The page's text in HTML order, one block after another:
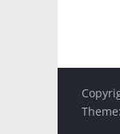
Theme: